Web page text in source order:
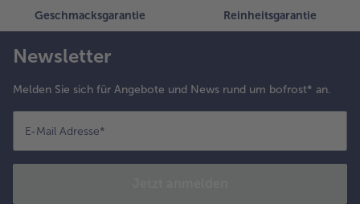
Geschmacksgarantie Reinheitsgarantie
Newsletter
Melden Sie sich für Angebote und News rund um bofrost* an.
E-Mail Adresse*